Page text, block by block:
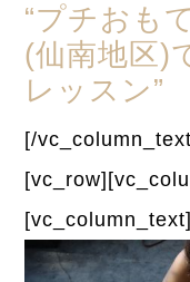
“プチおも
(仙南地区)
レッスン”
[/
[vc_column_text]